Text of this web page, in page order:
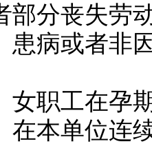
部分丧失劳
病或者非因
职工在孕期
本单位连续